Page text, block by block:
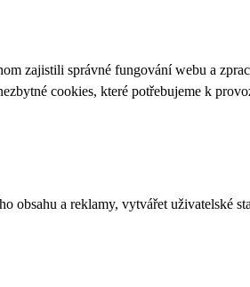
zajistili správné fungování webu a
cookies, které potřebujeme k
obsahu a reklamy, vytvářet uživatelské